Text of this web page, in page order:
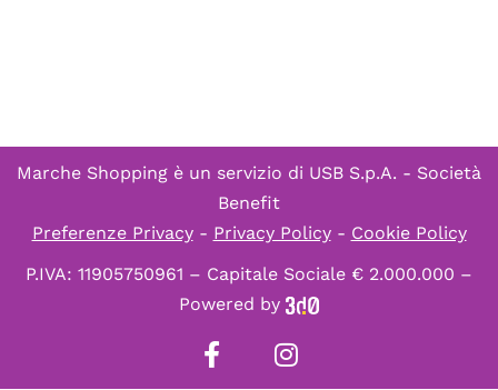
Marche Shopping è un servizio di USB S.p.A. - Società
Benefit
Preferenze Privacy- Privacy Policy- Cookie Policy
P.IVA: 11905750961 – Capitale Sociale € 2.000.000 –
Powered by